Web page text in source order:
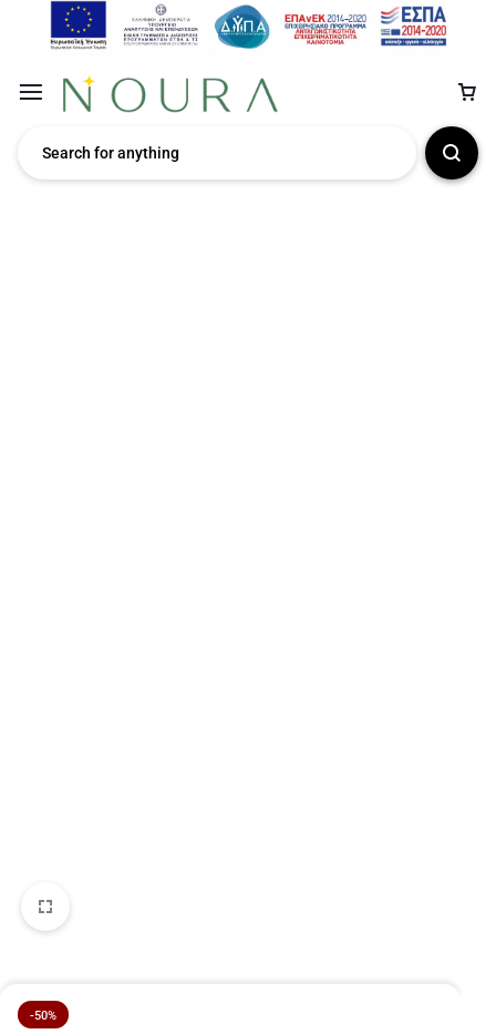
-50%